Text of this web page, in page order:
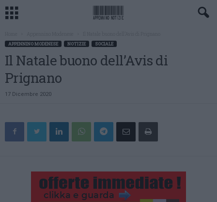
APPENNINO MODENESE NOTIZIE SOCIALE
Il Natale buono dell’Avis di
Prignano
17 Dicembre 2020